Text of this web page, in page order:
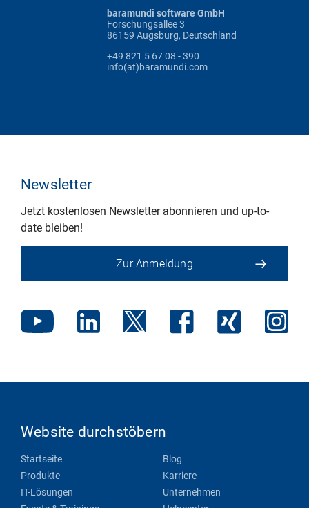
baramundi software GmbH
Forschungsallee 3
86159 Augsburg, Deutschland
+49 821 5 67 08 - 390
info(at)baramundi.com
Newsletter
Jetzt kostenlosen Newsletter abonnieren und up-to-
date bleiben!
Zur Anmeldung
Website durchstöbern
Startseite
Produkte
IT-Lösungen
Blog
Karriere
Unternehmen